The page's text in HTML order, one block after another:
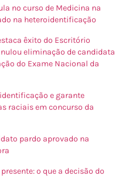
no curso de Medicina na
na heteroidentificação
êxito do Escritório
eliminação de candidata
do Exame Nacional da
e garante
raciais em concurso da
pardo aprovado na
o que a decisão do